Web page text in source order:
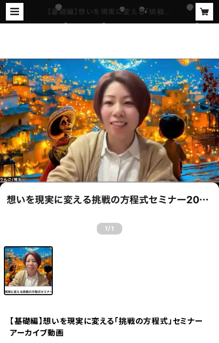
【基礎編】想いを現実に変える「挑戦の
1 /1
【基礎編】想いを現実に変える「挑戦の方程式」セミナー
アーカイブ動画